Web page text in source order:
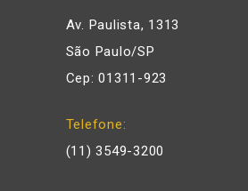
Av. Paulista, 1313
São Paulo/SP
Cep: 01311-923
Telefone
(11) 3549-3200